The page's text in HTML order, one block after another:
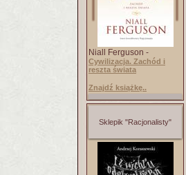
Niall Ferguson -
Cywilizacja. Zachód i
reszta świata
Znajdź książkę..
Sklepik "Racjonalisty"